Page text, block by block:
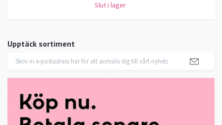
Upptäck sortiment
Slut i lager